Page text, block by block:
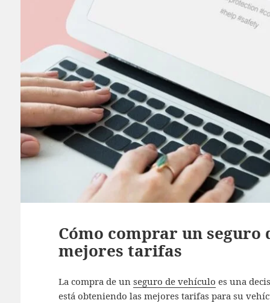
Cómo comprar un
mejores tarifas
La compra de un seguro de vehículo es una
está obteniendo las mejores tarifas para su